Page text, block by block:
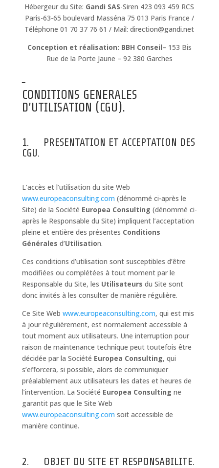
Hébergeur du Site: Gandi SAS-Siren 423 093 459 RCS
Paris-63-65 boulevard Masséna 75 013 Paris France /
Téléphone 01 70 37 76 61 / Mail: direction@gandi.net
Conception et réalisation: BBH Conseil– 153 Bis
Rue de la Porte Jaune – 92 380 Garches
CONDITIONS GENERALES
D’UTILISATION (CGU).
1. PRESENTATION ET ACCEPTATION DES
CGU.
L’accès et l’utilisation du site Web
www.europeaconsulting.com (dénommé ci-après le
Site) de la Société Europea Consulting (dénommé ci-
après le Responsable du Site) impliquent l’acceptation
pleine et entière des présentes Conditions
Générales d’Utilisation.
Ces conditions d’utilisation sont susceptibles d’être
modifiées ou complétées à tout moment par le
Responsable du Site, les Utilisateurs du Site sont
donc invités à les consulter de manière régulière.
Ce Site Web www.europeaconsulting.com, qui est mis
à jour régulièrement, est normalement accessible à
tout moment aux utilisateurs. Une interruption pour
raison de maintenance technique peut toutefois être
décidée par la Société Europea Consulting, qui
s’efforcera, si possible, alors de communiquer
préalablement aux utilisateurs les dates et heures de
l’intervention. La Société Europea Consulting ne
garantit pas que le Site Web
www.europeaconsulting.com soit accessible de
manière continue.
2. OBJET DU SITE ET RESPONSABILITE.